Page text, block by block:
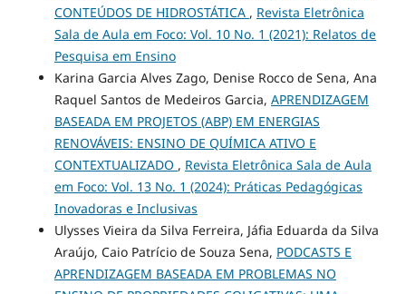
CONTEÚDOS DE HIDROSTÁTICA , Revista Eletrônica
Sala de Aula em Foco: Vol. 10 No. 1 (2021): Relatos de
Pesquisa em Ensino
Karina Garcia Alves Zago, Denise Rocco de Sena, Ana
Raquel Santos de Medeiros Garcia, APRENDIZAGEM
BASEADA EM PROJETOS (ABP) EM ENERGIAS
RENOVÁVEIS: ENSINO DE QUÍMICA ATIVO E
CONTEXTUALIZADO , Revista Eletrônica Sala de Aula
em Foco: Vol. 13 No. 1 (2024): Práticas Pedagógicas
Inovadoras e Inclusivas
Ulysses Vieira da Silva Ferreira, Jáfia Eduarda da Silva
Araújo, Caio Patrício de Souza Sena, PODCASTS E
APRENDIZAGEM BASEADA EM PROBLEMAS NO